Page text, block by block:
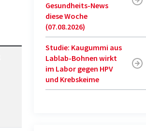
Gesundheits-News
diese Woche
(07.08.2026)
Studie: Kaugummi aus
Lablab-Bohnen wirkt
im Labor gegen HPV
und Krebskeime